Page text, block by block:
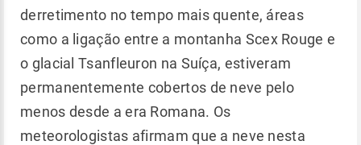
derretimento no tempo mais quente, áreas
como a ligação entre a montanha Scex Rouge e
o glacial Tsanfleuron na Suíça, estiveram
permanentemente cobertos de neve pelo
menos desde a era Romana. Os
meteorologistas afirmam que a neve nesta